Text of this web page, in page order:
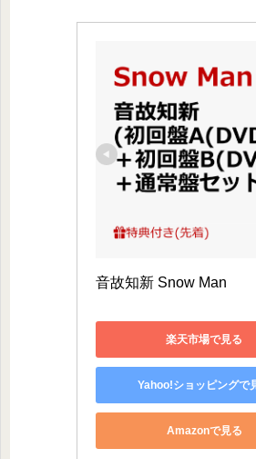
音故知新 Snow Man
楽天市場で見る
Yahoo!ショッピングで
Amazonで見る